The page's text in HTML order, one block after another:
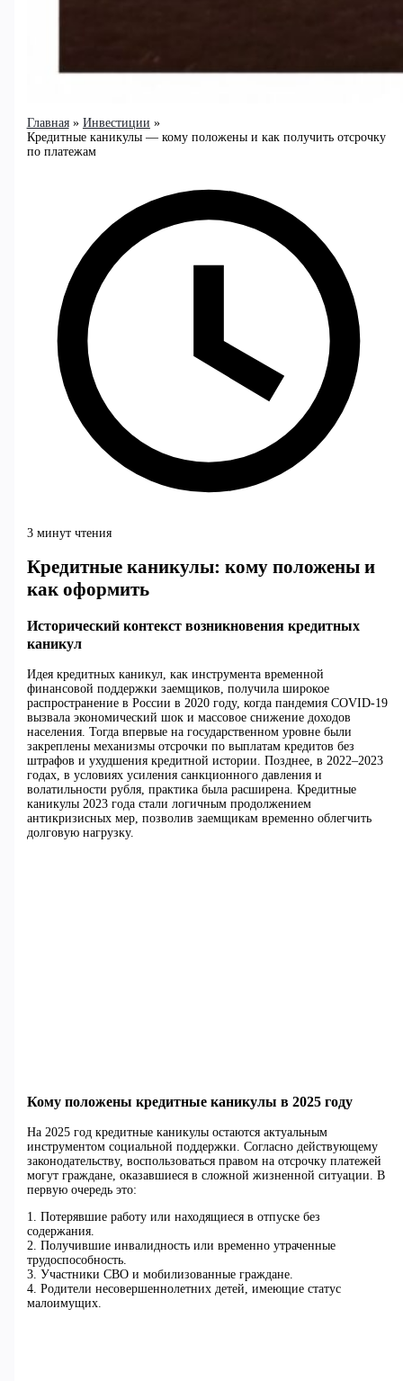
Главная
Инвестиции
Кредитные каникулы — кому положены и как получить отсрочку
по платежам
3 минут чтения
Кредитные каникулы: кому положены и
как оформить
Исторический контекст возникновения кредитных
каникул
Идея кредитных каникул, как инструмента временной
финансовой поддержки заемщиков, получила широкое
распространение в России в 2020 году, когда пандемия COVID-19
вызвала экономический шок и массовое снижение доходов
населения. Тогда впервые на государственном уровне были
закреплены механизмы отсрочки по выплатам кредитов без
штрафов и ухудшения кредитной истории. Позднее, в 2022–2023
годах, в условиях усиления санкционного давления и
волатильности рубля, практика была расширена. Кредитные
каникулы 2023 года стали логичным продолжением
антикризисных мер, позволив заемщикам временно облегчить
долговую нагрузку.
Кому положены кредитные каникулы в 2025 году
На 2025 год кредитные каникулы остаются актуальным
инструментом социальной поддержки. Согласно действующему
законодательству, воспользоваться правом на отсрочку платежей
могут граждане, оказавшиеся в сложной жизненной ситуации. В
первую очередь это:
1. Потерявшие работу или находящиеся в отпуске без
содержания.
2. Получившие инвалидность или временно утраченные
трудоспособность.
3. Участники СВО и мобилизованные граждане.
4. Родители несовершеннолетних детей, имеющие статус
малоимущих.